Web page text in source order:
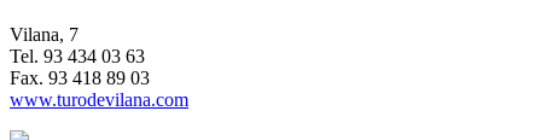
Vilana, 7
Tel. 93 434 03 63
Fax. 93 418 89 03
www.turodevilana.com